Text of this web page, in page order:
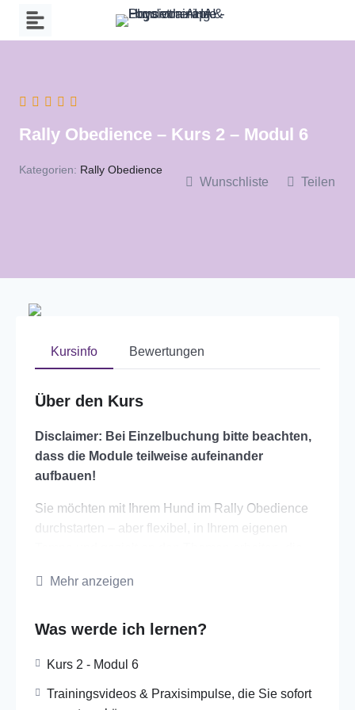
Inhalt
Rally Obedience – Kurs 2 – Modul 6
Kategorien: Rally Obedience
Wunschliste Teilen
Kursinfo Bewertungen
Über den Kurs
Disclaimer: Bei Einzelbuchung bitte beachten,
dass die Module teilweise aufeinander
aufbauen!
Sie möchten mit Ihrem Hund im Rally Obedience
durchstarten – aber flexibel, in Ihrem eigenen
Richtige für Sie!
Zugriff
👉 Alltagstauglich & verständlich aufgebaut
Mehr anzeigen
Was werde ich lernen?
Kurs 2 - Modul 6
Trainingsvideos & Praxisimpulse, die Sie sofort